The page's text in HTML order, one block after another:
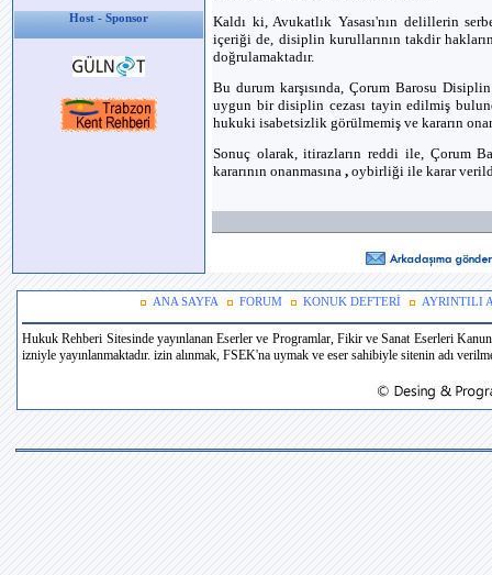
Host - Sponsor
Kaldı ki, Avukatlık Yasası'nın delillerin
içeriği de, disiplin kurullarının takdir
doğrulamaktadır.
Bu durum karşısında, Çorum Barosu
uygun bir disiplin cezası tayin edilmiş
hukuki isabetsizlik görülmemiş ve kararın
Sonuç olarak, itirazların reddi ile, Çorum
kararının onanmasına , oybirliği ile karar
ANA SAYFA FORUM KONUK DEFTERİ AYRINTILI
Hukuk Rehberi Sitesinde yayınlanan Eserler ve Programlar, Fikir ve Sanat Eserleri
izniyle yayınlanmaktadır. izin alınmak, FSEK'na uymak ve eser sahibiyle sitenin adı